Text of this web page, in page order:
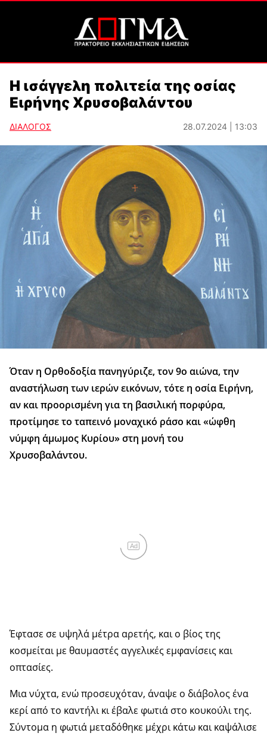
Η ισάγγελη πολιτεία της οσίας
Ειρήνης Χρυσοβαλάντου
ΔΙΑΛΟΓΟΣ 28.07.2024 | 13:03
Όταν η Ορθοδοξία πανηγύριζε, τον 9ο αιώνα, την
αναστήλωση των ιερών εικόνων, τότε η οσία Ειρήνη,
αν και προορισμένη για τη βασιλική πορφύρα,
προτίμησε το ταπεινό μοναχικό ράσο και «ώφθη
νύμφη άμωμος Κυρίου» στη μονή του
Χρυσοβαλάντου.
Ad
Έφτασε σε υψηλά μέτρα αρετής, και ο βίος της
κοσμείται με θαυμαστές αγγελικές εμφανίσεις και
οπτασίες.
Μια νύχτα, ενώ προσευχόταν, άναψε ο διάβολος ένα
κερί από το καντήλι κι έβαλε φωτιά στο κουκούλι της.
Σύντομα η φωτιά μεταδόθηκε μέχρι κάτω και καψάλισε